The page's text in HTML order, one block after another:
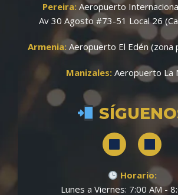
Pereira: Aeropuerto
Av 30 Agosto #73-51 Local 26
Armenia: Aeropuerto El Edén (zona
Manizales:Aeropuerto La
Horario:
Lunes a Viernes: 7:00 AM -